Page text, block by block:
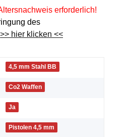
erforderlich!
des
>> hier klicken <<
4,5 mm Stahl BB
Co2 Waffen
Ja
Pistolen 4,5 mm